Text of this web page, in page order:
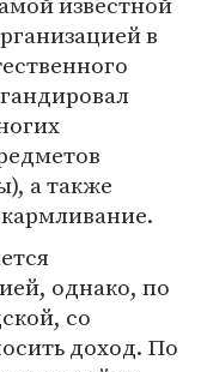
в
а также
однако, по
со
доход. По